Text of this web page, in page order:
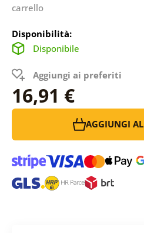
carrello
Disponibilità:
Disponibile
Aggiungi ai preferiti
16,91 €
AGGIUNGI